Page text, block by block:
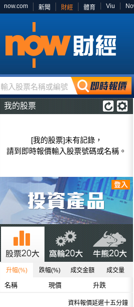
now.com 新聞 財經 體育 Viu
輸入股票名稱或編號
我的股票
[我的股票]未有記錄，
請到即時報價輸入股票號碼或名稱。
升幅(%) 跌幅(%) 成交金額 成交量
名稱 現價 升跌
資料報價延遲十五分鐘